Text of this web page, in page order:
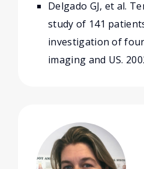
Delgado GJ, et al.
study of 141
investigation of
imaging and US.